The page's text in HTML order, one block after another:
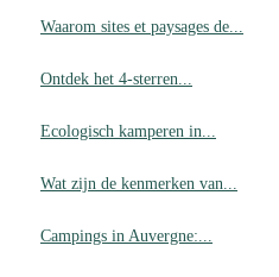
Waarom sites et paysages de...
Ontdek het 4-sterren...
Ecologisch kamperen in...
Wat zijn de kenmerken van...
Campings in Auvergne:...